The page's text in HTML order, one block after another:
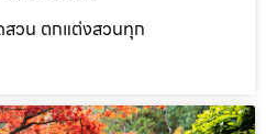
วน ตกแต่งสวนทุก